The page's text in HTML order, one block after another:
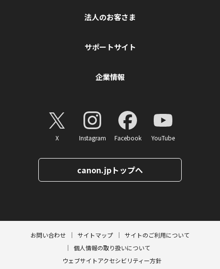
法人のお客さま
サポートサイト
企業情報
X Instagram Facebook YouTube
canon.jpトップへ
お問い合わせ サイトマップ
サイトのご利用について
個人情報の取り扱いについて
ウェブサイトアクセシビリティー方針